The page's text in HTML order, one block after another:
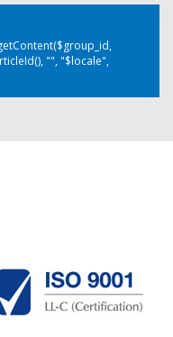
"", "$locale",